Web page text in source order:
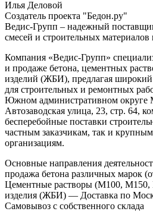
Илья Деловой
Создатель проекта "Бедон.ру"
Ведис-Групп – надежный
смесей и строительных
Компания «Ведис-Групп»
и продаже бетона, цементных
изделий (ЖБИ), предлагая
для строительных и ремонтных
Южном административном округе
Автозаводская улица, 23, стр. 64,
бесперебойные поставки
частным заказчикам, так и
организациям.
Основные направления
продажа бетона различных марок
Цементные растворы (М100,
изделия (ЖБИ) — Доставка по
Самовывоз с собственного склада